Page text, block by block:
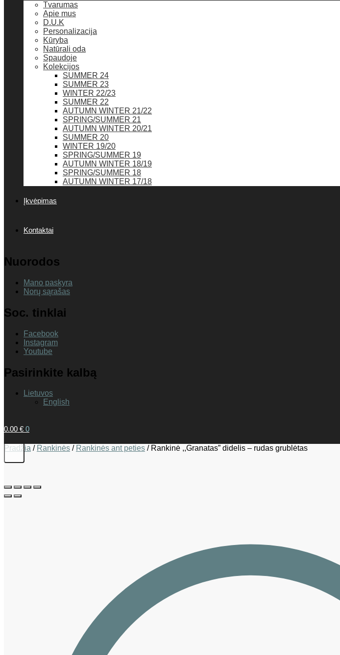
Tvarumas
Apie mus
D.U.K
Personalizacija
Kūryba
Natūrali oda
Spaudoje
Kolekcijos
SUMMER 24
SUMMER 23
WINTER 22/23
SUMMER 22
AUTUMN WINTER 21/22
SPRING/SUMMER 21
AUTUMN WINTER 20/21
SUMMER 20
WINTER 19/20
SPRING/SUMMER 19
AUTUMN WINTER 18/19
SPRING/SUMMER 18
AUTUMN WINTER 17/18
Įkvėpimas
Kontaktai
Nuorodos
Mano paskyra
Norų sąrašas
Soc. tinklai
Facebook
Instagram
Youtube
Pasirinkite kalbą
Lietuvos
English
0.00 € 0
Pradžia / Rankinės / Rankinės ant peties / Rankinė ,,Granatas” didelis – rudas grublėtas